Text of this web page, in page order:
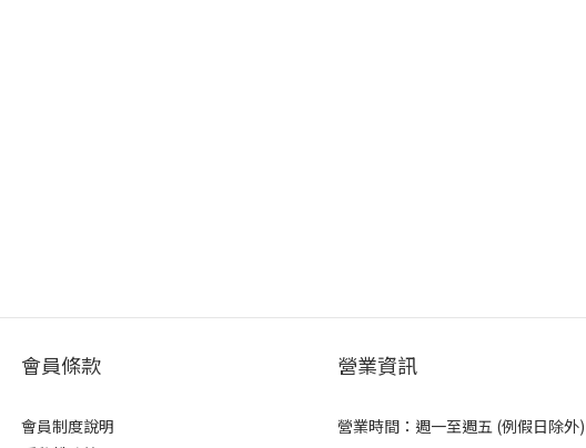
會員條款
會員制度說明
營業資訊
營業時間：週一至週五 (例假日除外)